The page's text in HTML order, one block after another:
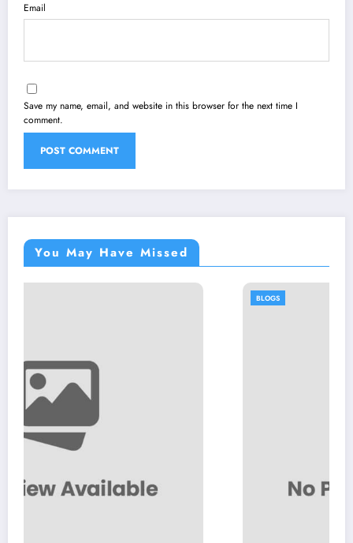
Email
Save my name, email, and website in this browser for the next time I
comment.
You May Have Missed